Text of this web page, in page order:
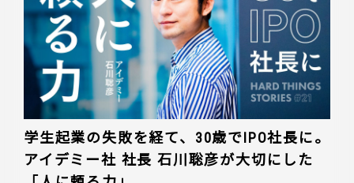
学生起業の失敗を経て、30歳でIPO社長に。
アイデミー社 社長 石川聡彦が大切にした